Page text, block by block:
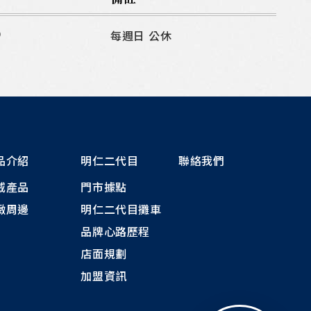
每週日 公休
介紹
產品
周邊
明仁二代目
門市據點
明仁二代目攤車
品牌心路歷程
店面規劃
加盟資訊
聯絡我們